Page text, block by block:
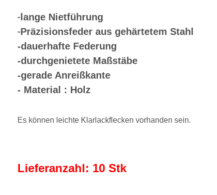
- lange Nietführung
-Präzisionsfeder aus gehärtetem Stahl
-dauerhafte Federung
-durchgenietete Maßstäbe
-gerade Anreißkante
- Material : Holz
Es können leichte Klarlackflecken vorhanden sein.
Lieferanzahl: 10 Stk